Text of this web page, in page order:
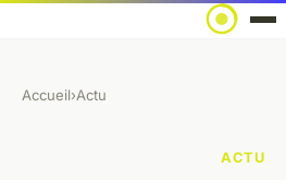
Accueil›Actu
ACTU